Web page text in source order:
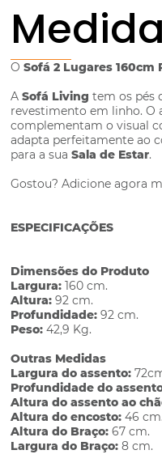
OSofá 2 Lugares 160cm
ASofá Living tem os pés
revestimento em linho. O
complementam o visual
adapta perfeitamente ao
para a suaSala de Estar.
Gostou? Adicione agora
ESPECIFICAÇÕES
Dimensões do Produto
Largura: 160 cm.
Altura: 92 cm.
Profundidade: 92 cm.
Peso: 42,9 Kg.
Outras Medidas
Largura do assento:
Profundidade do
Altura do assento ao
Altura do encosto: 46 cm.
Altura do Braço: 67 cm.
Largura do Braço: 8 cm.